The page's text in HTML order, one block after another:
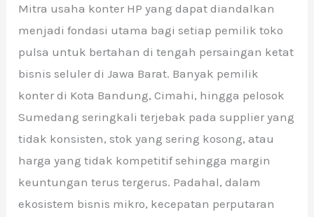
Mitra usaha konter HP yang dapat diandalkan
menjadi fondasi utama bagi setiap pemilik toko
pulsa untuk bertahan di tengah persaingan ketat
bisnis seluler di Jawa Barat. Banyak pemilik
konter di Kota Bandung, Cimahi, hingga pelosok
Sumedang seringkali terjebak pada supplier yang
tidak konsisten, stok yang sering kosong, atau
harga yang tidak kompetitif sehingga margin
keuntungan terus tergerus. Padahal, dalam
ekosistem bisnis mikro, kecepatan perputaran